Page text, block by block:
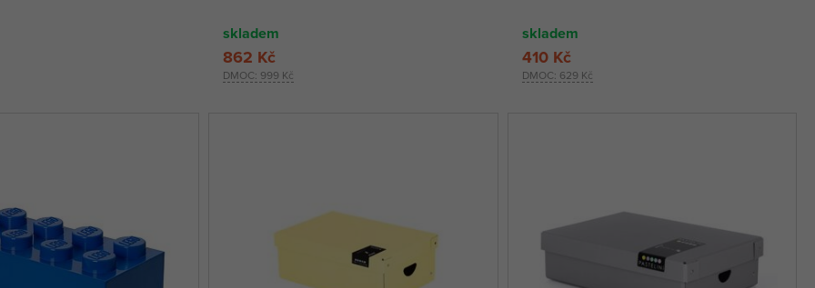
skladem
DMOC: 999 Kč
862 Kč
skladem
DMOC: 629 Kč
410 Kč